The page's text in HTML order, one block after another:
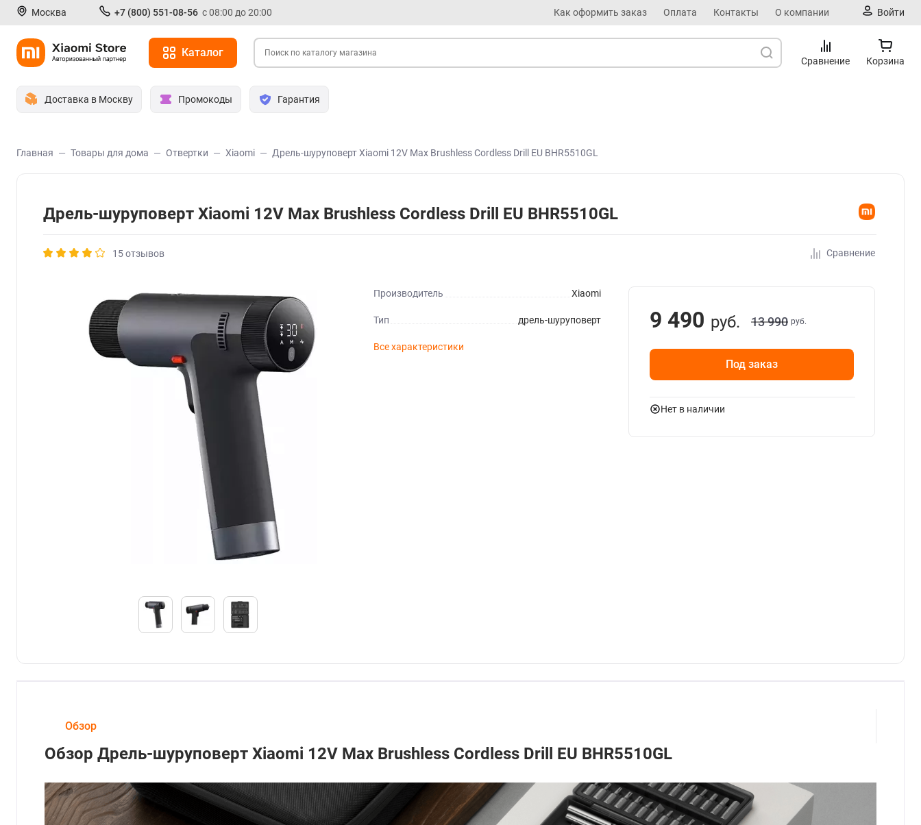
Москва +7 (800) 551-08-56 с 08:00 до 20:00 Как оформить заказ Оплата Контакты О компании Войти
Каталог
Сравнение Корзина
Доставка в Москву Промокоды Гарантия
Главная Товары для дома Отвертки Xiaomi Дрель-шуруповерт Xiaomi 12V Max Brushless Cordless Drill EU BHR5510GL
Дрель-шуруповерт Xiaomi 12V Max Brushless Cordless Drill EU BHR5510GL
15 отзывов Сравнение
Производитель Xiaomi
Тип дрель-шуруповерт
Все характеристики
9 490 руб. 13 990 руб.
Под заказ
Нет в наличии
Обзор
Обзор Дрель-шуруповерт Xiaomi 12V Max Brushless Cordless Drill EU BHR5510GL